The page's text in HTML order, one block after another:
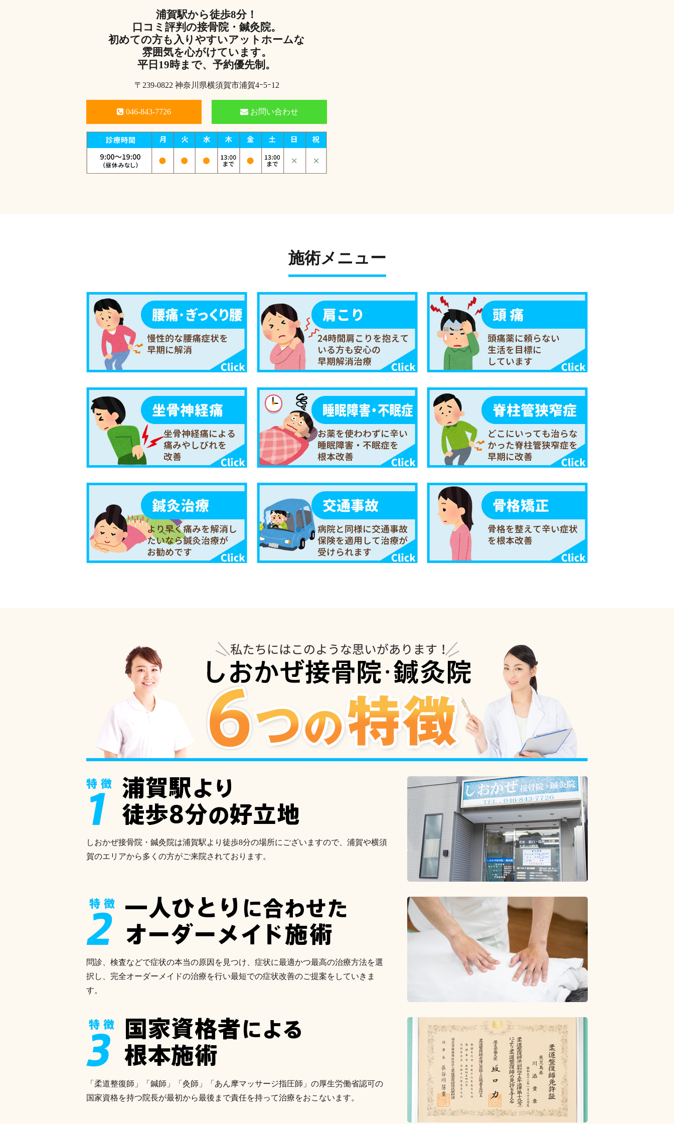
浦賀駅から徒歩8分！
口コミ評判の接骨院・鍼灸院。
初めての方も入りやすいアットホームな
雰囲気を心がけています。
平日19時まで、予約優先制。
〒239-0822 神奈川県横須賀市浦賀4ｰ5ｰ12
046-843-7726 お問い合わせ
施術メニュー
しおかぜ接骨院・鍼灸院は浦賀駅より徒歩8分の場所にございますので、浦賀や横須
賀のエリアから多くの方がご来院されております。
問診、検査などで症状の本当の原因を見つけ、症状に最適かつ最高の治療方法を選
択し、完全オーダーメイドの治療を行い最短での症状改善のご提案をしていきま
す。
「柔道整復師」「鍼師」「灸師」「あん摩マッサージ指圧師」の厚生労働省認可の
国家資格を持つ院長が最初から最後まで責任を持って治療をおこないます。